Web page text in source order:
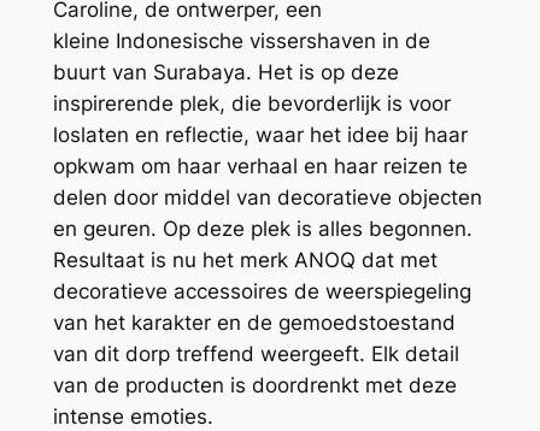
Caroline, de ontwerper, een
kleine Indonesische vissershaven in de
buurt van Surabaya. Het is op deze
inspirerende plek, die bevorderlijk is voor
loslaten en reflectie, waar het idee bij haar
opkwam om haar verhaal en haar reizen te
delen door middel van decoratieve objecten
en geuren. Op deze plek is alles begonnen.
Resultaat is nu het merk ANOQ dat met
decoratieve accessoires de weerspiegeling
van het karakter en de gemoedstoestand
van dit dorp treffend weergeeft. Elk detail
van de producten is doordrenkt met deze
intense emoties.